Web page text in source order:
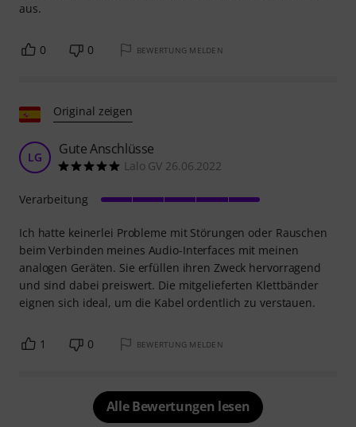
aus.
0 0 BEWERTUNG MELDEN
Original zeigen
LG Gute Anschlüsse
Lalo GV 26.06.2022
Ich hatte keinerlei Probleme mit Störungen oder Rauschen
beim Verbinden meines Audio-Interfaces mit meinen
analogen Geräten. Sie erfüllen ihren Zweck hervorragend
und sind dabei preiswert. Die mitgelieferten Klettbänder
eignen sich ideal, um die Kabel ordentlich zu verstauen.
Verarbeitung
1 0 BEWERTUNG MELDEN
Alle Bewertungen lesen